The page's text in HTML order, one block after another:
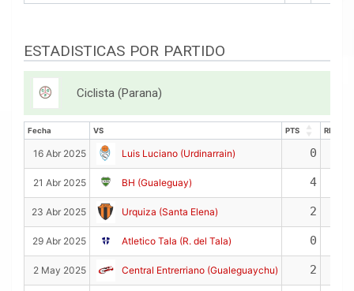
ESTADISTICAS POR PARTIDO
Ciclista (Parana)
Fecha VS PTS
REB
VS
16 Abr 2025 Luis Luciano (Urdinarrain) 0
21 Abr 2025 BH (Gualeguay) 4
23 Abr 2025 Urquiza (Santa Elena) 2
29 Abr 2025 Atletico Tala (R. del Tala) 0
2 May 2025 Central Entrerriano (Gualeguaychu) 2